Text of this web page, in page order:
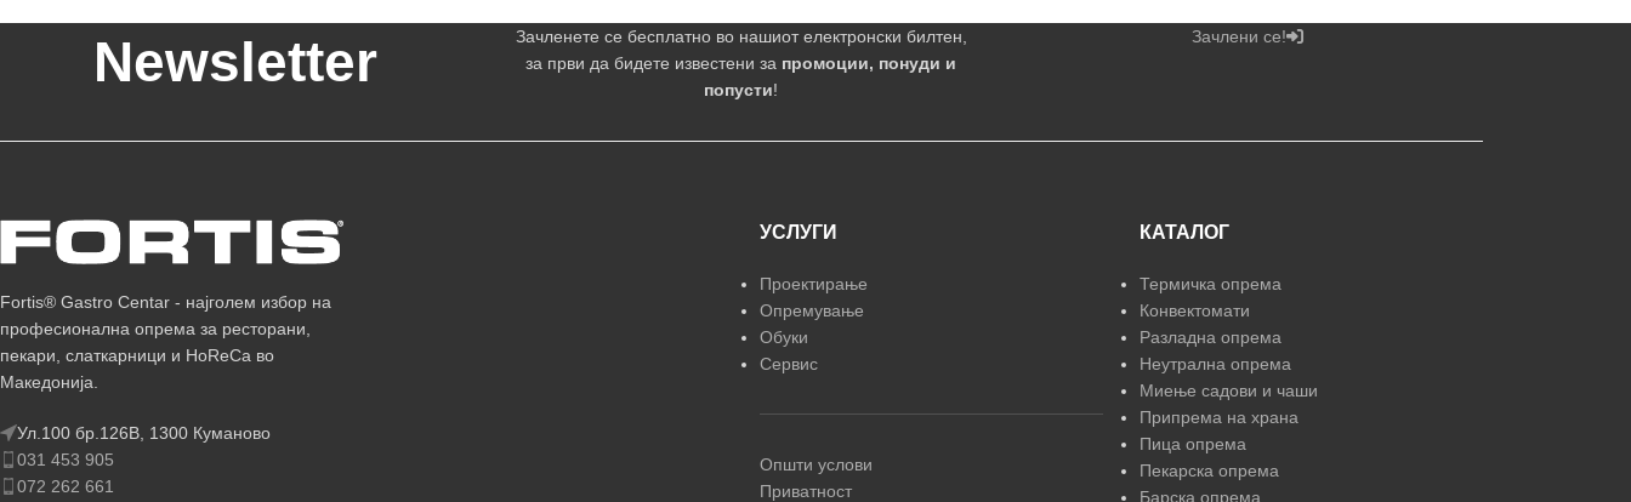
Newsletter
Зачленете се бесплатно во нашиот електронски билтен,
за први да бидете известени за промоции, понуди и
попусти!
Зачлени се!
Fortis® Gastro Centar - најголем избор на
професионална опрема за ресторани,
пекари, слаткарници и HoReCa во
Македонија.
Ул.100 бр.126В, 1300 Куманово
031 453 905
072 262 661
УСЛУГИ
Проектирање
Опремување
Обуки
Сервис
Општи услови
Приватност
КАТАЛОГ
Термичка опрема
Конвектомати
Разладна опрема
Неутрална опрема
Миење садови и чаши
Припрема на храна
Пица опрема
Пекарска опрема
Барска опрема